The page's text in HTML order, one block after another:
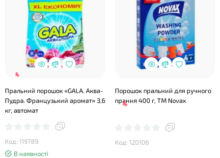
Пральний порошок «GALA. Аква-
Пудра. Французький аромат» 3,6
кг, автомат
Код: 119789
В наявності
Порошок пральний для ручного
прання 400 г, ТМ Novax
Код: 120106